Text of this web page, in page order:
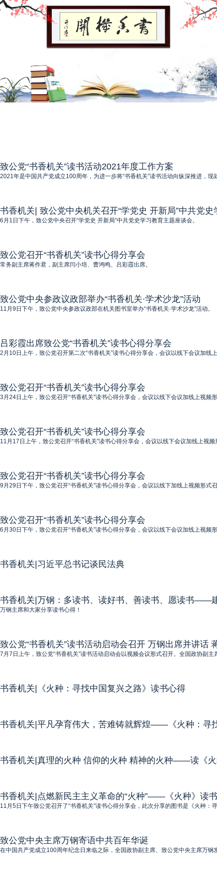
致公党“书香机关”读书活动2021年度工作方案
2021年是中国共产党成立100周年，为进一步将“书香机关”读书活动向纵深推进，
书香机关| 致公党中央机关召开“学党史 开新局”中共党
6月1日下午，致公党中央召开“学党史 开新局”中共党史学习教育主题座谈会。
致公党召开“书香机关”读书心得分享会
常务副主席蒋作君，副主席闫小培、曹鸿鸣、吕彩霞出席。
致公党中央参政议政部举办“书香机关·学术沙龙”活动
11月9日下午，致公党中央参政议政部在机关图书室举办“书香机关·学术沙龙”活动。
吕彩霞出席致公党“书香机关”读书心得分享会
2月10日上午，致公党召开第二次“书香机关”读书心得分享会，会议以线下会议加
致公党召开“书香机关”读书心得分享会
3月24日上午，致公党召开“书香机关”读书心得分享会，会议以线下会议加线上视
致公党召开“书香机关”读书心得分享会
11月17日上午，致公党召开“书香机关”读书心得分享会，会议以线下会议加线上视
致公党召开“书香机关”读书心得分享会
9月29日下午，致公党召开“书香机关”读书心得分享会，会议以线下加线上视频形
致公党召开“书香机关”读书心得分享会
6月30日下午，致公党召开“书香机关”读书心得分享会，会议以线下会议加线上视
书香机关|习近平总书记谈民法典
书香机关|万钢：多读书、读好书、善读书、愿读书——
万钢主席和大家分享读书心得！
致公党“书香机关”读书活动启动会召开 万钢出席并讲话
7月7日上午，致公党“书香机关”读书活动启动会以视频会议形式召开。全国政协副
书香机关|《火种：寻找中国复兴之路》读书心得
书香机关|平凡孕育伟大，苦难铸就辉煌——《火种：寻
书香机关|真理的火种 信仰的火种 精神的火种——读《
书香机关|点燃新民主主义革命的“火种”——《火种》读
11月5日下午致公党召开了“书香机关”读书心得分享会，此次分享的图书是《火种：
致公党中央主席万钢寄语中共百年华诞
在中国共产党成立100周年纪念日来临之际，全国政协副主席、致公党中央主席万钢